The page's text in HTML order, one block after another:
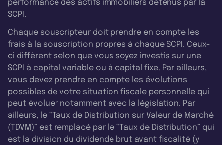
performance des actifs immobiliers détenus par la
SCPI.
Chaque souscripteur doit prendre en compte les
frais à la souscription propres à chaque SCPI. Ceux-
ci diffèrent selon que vous soyez investis sur une
SCPI à capital variable ou à capital fixe. Par ailleurs,
vous devez prendre en compte les évolutions
possibles de votre situation fiscale personnelle qui
peut évoluer notamment avec la législation. Par
ailleurs, le “Taux de Distribution sur Valeur de Marché
(TDVM)” est remplacé par le “Taux de Distribution” qui
est la division du dividende brut avant fiscalité (y